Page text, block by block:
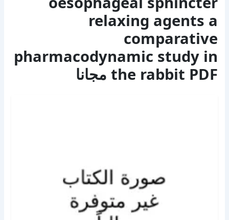
relaxing agents a
comparative
pharmacodynamic study in
the rabbit PDF مجانا